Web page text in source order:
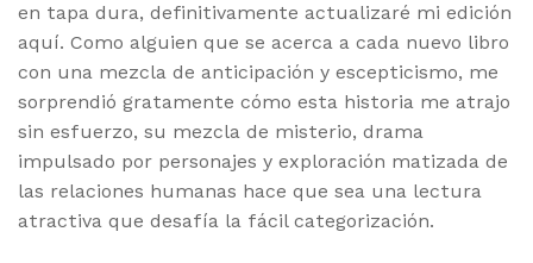
en tapa dura, definitivamente actualizaré mi edición
aquí. Como alguien que se acerca a cada nuevo libro
con una mezcla de anticipación y escepticismo, me
sorprendió gratamente cómo esta historia me atrajo
sin esfuerzo, su mezcla de misterio, drama
impulsado por personajes y exploración matizada de
las relaciones humanas hace que sea una lectura
atractiva que desafía la fácil categorización.